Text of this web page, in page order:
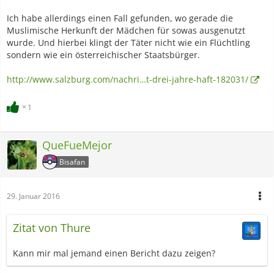
Ich habe allerdings einen Fall gefunden, wo gerade die
Muslimische Herkunft der Mädchen für sowas ausgenutzt
wurde. Und hierbei klingt der Täter nicht wie ein Flüchtling
sondern wie ein österreichischer Staatsbürger.
http://www.salzburg.com/nachri…t-drei-jahre-haft-182031/
1
QueFueMejor
Bisafan
29. Januar 2016
Zitat von Thure
Kann mir mal jemand einen Bericht dazu zeigen?